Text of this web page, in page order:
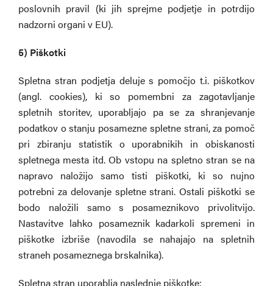
poslovnih pravil (ki jih sprejme podjetje in potrdijo
nadzorni organi v EU).
5) Piškotki
Spletna stran podjetja deluje s pomočjo t.i. piškotkov
(angl. cookies), ki so pomembni za zagotavljanje
spletnih storitev, uporabljajo pa se za shranjevanje
podatkov o stanju posamezne spletne strani, za pomoč
pri zbiranju statistik o uporabnikih in obiskanosti
spletnega mesta itd. Ob vstopu na spletno stran se na
napravo naložijo samo tisti piškotki, ki so nujno
potrebni za delovanje spletne strani. Ostali piškotki se
bodo naložili samo s posameznikovo privolitvijo.
Nastavitve lahko posameznik kadarkoli spremeni in
piškotke izbriše (navodila se nahajajo na spletnih
straneh posameznega brskalnika).
Spletna stran uporablja naslednje piškotke: